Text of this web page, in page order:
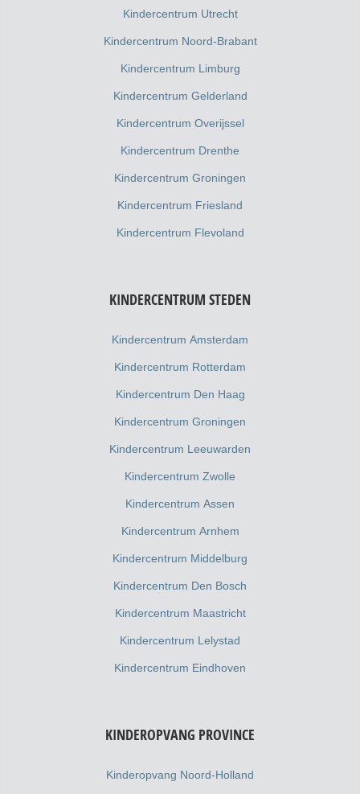
Kindercentrum Utrecht
Kindercentrum Noord-Brabant
Kindercentrum Limburg
Kindercentrum Gelderland
Kindercentrum Overijssel
Kindercentrum Drenthe
Kindercentrum Groningen
Kindercentrum Friesland
Kindercentrum Flevoland
KINDERCENTRUM STEDEN
Kindercentrum Amsterdam
Kindercentrum Rotterdam
Kindercentrum Den Haag
Kindercentrum Groningen
Kindercentrum Leeuwarden
Kindercentrum Zwolle
Kindercentrum Assen
Kindercentrum Arnhem
Kindercentrum Middelburg
Kindercentrum Den Bosch
Kindercentrum Maastricht
Kindercentrum Lelystad
Kindercentrum Eindhoven
KINDEROPVANG PROVINCE
Kinderopvang Noord-Holland